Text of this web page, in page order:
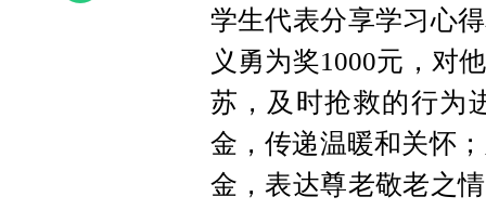
学生代表分享学习心
义勇为奖1000元，对
苏，及时抢救的行为
金，传递温暖和关怀
金，表达尊老敬老之